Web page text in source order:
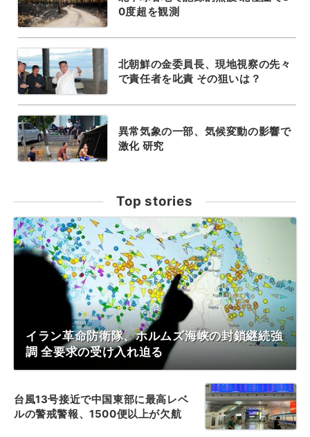
0度超を観測
北朝鮮の金委員長、現地視察の先々
で責任者を叱責 その狙いは？
異常気象の一部、気候変動の影響で
激化 研究
Top stories
イラン革命防衛隊、ホルムズ海峡の封鎖継続強
調 全要求の受け入れ迫る
台風13号接近で中国東部に最高レベ
ルの警戒警報、1500便以上が欠航